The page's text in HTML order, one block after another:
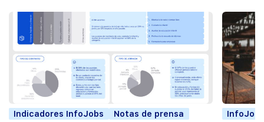
Indicadores InfoJobs Notas de prensa